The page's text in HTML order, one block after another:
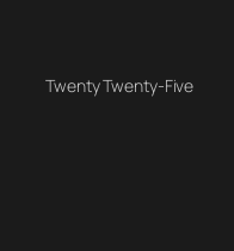
Twenty Twenty-Five